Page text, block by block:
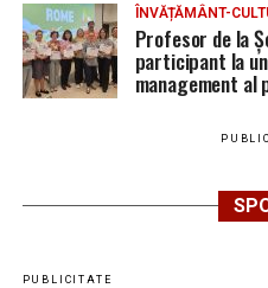
ÎNVĂȚĂMÂNT-
Profesor de la
participant la
management al
PUBLICITATE